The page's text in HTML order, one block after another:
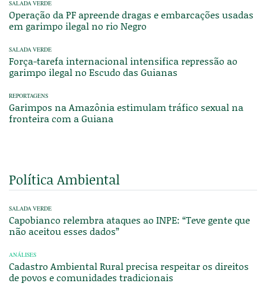
SALADA VERDE
Operação da PF apreende dragas e embarcações usadas
em garimpo ilegal no rio Negro
SALADA VERDE
Força-tarefa internacional intensifica repressão ao
garimpo ilegal no Escudo das Guianas
REPORTAGENS
Garimpos na Amazônia estimulam tráfico sexual na
fronteira com a Guiana
Política Ambiental
SALADA VERDE
Capobianco relembra ataques ao INPE: “Teve gente que
não aceitou esses dados”
ANÁLISES
Cadastro Ambiental Rural precisa respeitar os direitos
de povos e comunidades tradicionais